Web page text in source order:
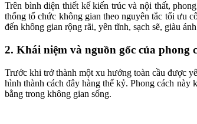
Trên bình diện thiết kế kiến trúc và nội thất,
thống tổ chức không gian theo nguyên tắc tối ưu
đến không gian rộng rãi, yên tĩnh, sạch sẽ, giàu
2. Khái niệm và nguồn gốc của phong
Trước khi trở thành một xu hướng toàn cầu được
hình thành cách đây hàng thế kỷ. Phong cách
bằng trong không gian sống.